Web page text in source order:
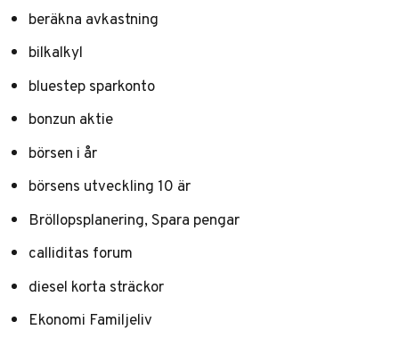
beräkna avkastning
bilkalkyl
bluestep sparkonto
bonzun aktie
börsen i år
börsens utveckling 10 är
Bröllopsplanering, Spara pengar
calliditas forum
diesel korta sträckor
Ekonomi Familjeliv